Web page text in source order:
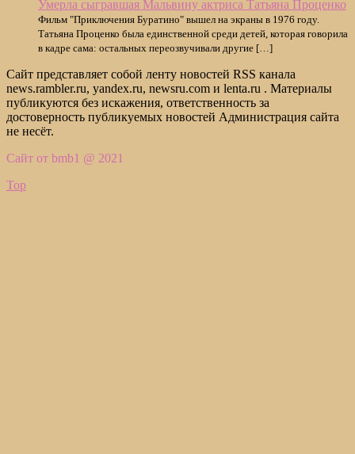
Умерла сыгравшая Мальвину актриса Татьяна Проценко
Фильм "Приключения Буратино" вышел на экраны в 1976 году.
Татьяна Проценко была единственной среди детей, которая говорила
в кадре сама: остальных переозвучивали другие […]
Сайт представляет собой ленту новостей RSS канала
news.rambler.ru, yandex.ru, newsru.com и lenta.ru . Материалы
публикуются без искажения, ответственность за
достоверность публикуемых новостей Администрация сайта
не несёт.
Сайт от bmb1 @ 2021
Top